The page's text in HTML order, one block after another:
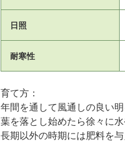
日照
耐寒性
育て方：
年間を通して風通しの良い
葉を落とし始めたら徐々に
長期以外の時期には肥料を与